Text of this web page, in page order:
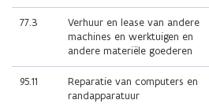
77.3
Verhuur en lease van andere
machines en werktuigen en
andere materiële goederen
95.11
Reparatie van computers en
randapparatuur